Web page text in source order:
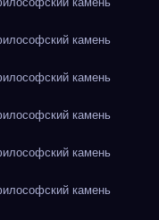
камень
камень
камень
камень
камень